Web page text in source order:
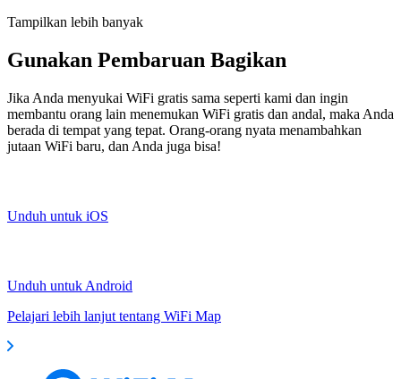
Tampilkan lebih banyak
Gunakan Pembaruan Bagikan
Jika Anda menyukai WiFi gratis sama seperti kami dan ingin
membantu orang lain menemukan WiFi gratis dan andal, maka Anda
berada di tempat yang tepat. Orang-orang nyata menambahkan
jutaan WiFi baru, dan Anda juga bisa!
Unduh untuk iOS
Unduh untuk Android
Pelajari lebih lanjut tentang WiFi Map